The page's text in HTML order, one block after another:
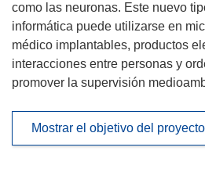
como las neuronas. Este nuevo
informática puede utilizarse en
médico implantables, productos
interacciones entre personas y
promover la supervisión
Mostrar el objetivo del proyecto